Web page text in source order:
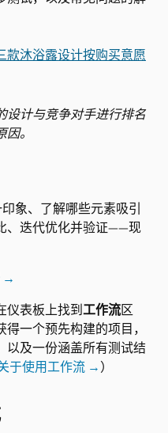
设计与竞争对手进行排名
。
象、了解哪些元素吸引
、迭代优化并验证——现
→
仪表板上找到工作流区
一个预先构建的项目，
以及一份涵盖所有测试结
于使用工作流 →）